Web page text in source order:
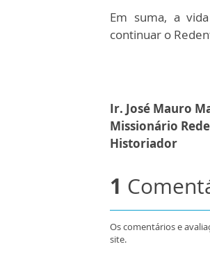
Em suma, a
continuar o
Ir. José Mauro
Missionário
Historiador
1
Os comentários e
site.